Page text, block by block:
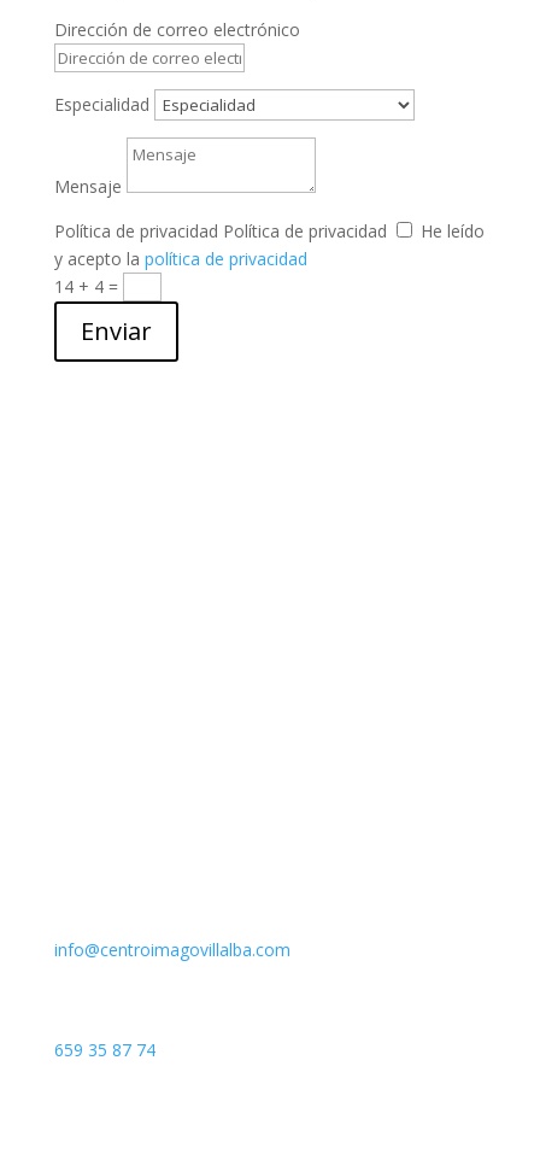
Dirección de correo electrónico
Especialidad
Mensaje
Política de privacidad Política de privacidad
He leído
y acepto la política de privacidad
14 + 4=
Enviar
info@centroimagovillalba.com
659 35 87 74